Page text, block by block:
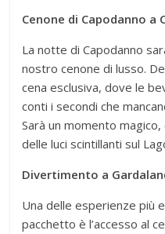
Cenone di Capodanno a
La notte di Capodanno
nostro cenone di lusso.
cena esclusiva, dove le
conti i secondi che
Sarà un momento
delle luci scintillanti sul
Divertimento a
Una delle esperienze più
pacchetto è l’accesso al